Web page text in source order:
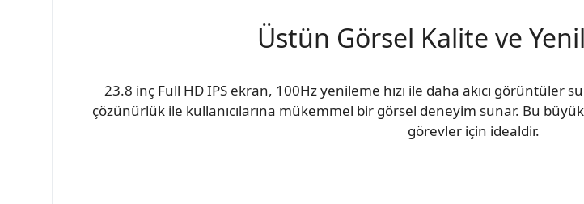
Üstün Görsel Kalite ve
23.8 inç Full HD IPS ekran, 100Hz yenileme hızı ile daha akıcı görüntüler
çözünürlük ile kullanıcılarına mükemmel bir görsel deneyim sunar. Bu
görevler için idealdir.